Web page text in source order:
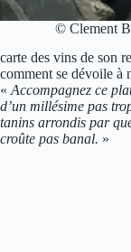
© Clement
carte des vins de son
comment se dévoile à
« Accompagnez ce
d’un millésime pas
tanins arrondis par
croûte pas banal. »